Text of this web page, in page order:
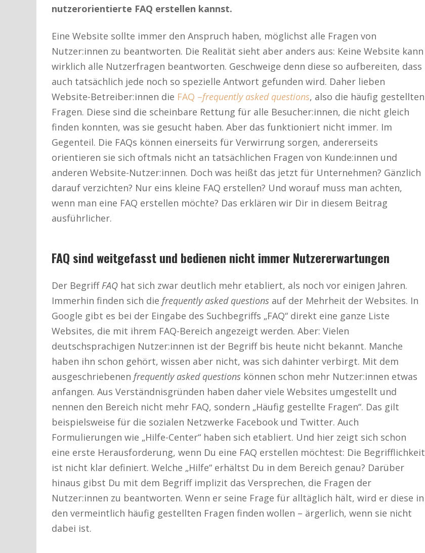
nutzerorientierte FAQ erstellen kannst.
Eine Website sollte immer den Anspruch haben, möglichst alle Fragen von
Nutzer:innen zu beantworten. Die Realität sieht aber anders aus: Keine Website kann
wirklich alle Nutzerfragen beantworten. Geschweige denn diese so aufbereiten, dass
auch tatsächlich jede noch so spezielle Antwort gefunden wird. Daher lieben
Website-Betreiber:innen die FAQ –frequently asked questions, also die häufig gestellten
Fragen. Diese sind die scheinbare Rettung für alle Besucher:innen, die nicht gleich
finden konnten, was sie gesucht haben. Aber das funktioniert nicht immer. Im
Gegenteil. Die FAQs können einerseits für Verwirrung sorgen, andererseits
orientieren sie sich oftmals nicht an tatsächlichen Fragen von Kunde:innen und
anderen Website-Nutzer:innen. Doch was heißt das jetzt für Unternehmen? Gänzlich
darauf verzichten? Nur eins kleine FAQ erstellen? Und worauf muss man achten,
wenn man eine FAQ erstellen möchte? Das erklären wir Dir in diesem Beitrag
ausführlicher.
FAQ sind weitgefasst und bedienen nicht immer Nutzererwartungen
Der Begriff FAQ hat sich zwar deutlich mehr etabliert, als noch vor einigen Jahren.
Immerhin finden sich die frequently asked questions auf der Mehrheit der Websites. In
Google gibt es bei der Eingabe des Suchbegriffs „FAQ“ direkt eine ganze Liste
Websites, die mit ihrem FAQ-Bereich angezeigt werden. Aber: Vielen
deutschsprachigen Nutzer:innen ist der Begriff bis heute nicht bekannt. Manche
haben ihn schon gehört, wissen aber nicht, was sich dahinter verbirgt. Mit dem
ausgeschriebenen frequently asked questions können schon mehr Nutzer:innen etwas
anfangen. Aus Verständnisgründen haben daher viele Websites umgestellt und
nennen den Bereich nicht mehr FAQ, sondern „Häufig gestellte Fragen“. Das gilt
beispielsweise für die sozialen Netzwerke Facebook und Twitter. Auch
Formulierungen wie „Hilfe-Center“ haben sich etabliert. Und hier zeigt sich schon
eine erste Herausforderung, wenn Du eine FAQ erstellen möchtest: Die Begrifflichkeit
ist nicht klar definiert. Welche „Hilfe“ erhältst Du in dem Bereich genau? Darüber
hinaus gibst Du mit dem Begriff implizit das Versprechen, die Fragen der
Nutzer:innen zu beantworten. Wenn er seine Frage für alltäglich hält, wird er diese in
den vermeintlich häufig gestellten Fragen finden wollen – ärgerlich, wenn sie nicht
dabei ist.